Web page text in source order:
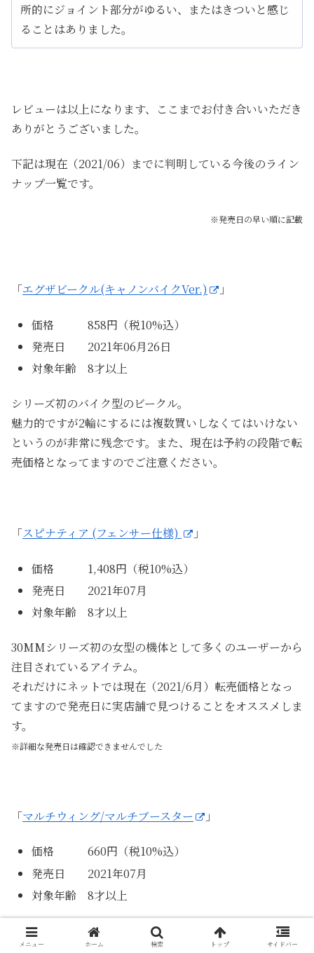
所的にジョイント部分がゆるい、またはきついと感じ
ることはありました。
レビューは以上になります、ここまでお付き合いいただき
ありがとうございました。
下記は現在（2021/06）までに判明している今後のライン
ナップ一覧です。
※発売日の早い順に記載
「エグザビークル(キャノンバイクVer.) 」
価格 858円（税10%込）
発売日 2021年06月26日
対象年齢 8才以上
シリーズ初のバイク型のビークル。
魅力的ですが2輪にするには複数買いしなくてはいけない
というのが非常に残念です。また、現在は予約の段階で転
売価格となってますのでご注意ください。
「スピナティア (フェンサー仕様) 」
価格 1,408円（税10%込）
発売日 2021年07月
対象年齢 8才以上
30MMシリーズ初の女型の機体として多くのユーザーから
注目されているアイテム。
それだけにネットでは現在（2021/6月）転売価格となっ
てますので発売日に実店舗で見つけることをオススメしま
す。
※詳細な発売日は確認できませんでした
「マルチウィング/マルチブースター 」
価格 660円（税10%込）
発売日 2021年07月
対象年齢 8才以上
可変ウイング型のカスタムアイテムですが多足類を思わせ
メニュー ホーム 検索 トップ サイドバー